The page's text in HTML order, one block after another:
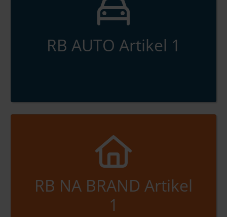
RB AUTO Artikel 1
RB NA BRAND Artikel
1